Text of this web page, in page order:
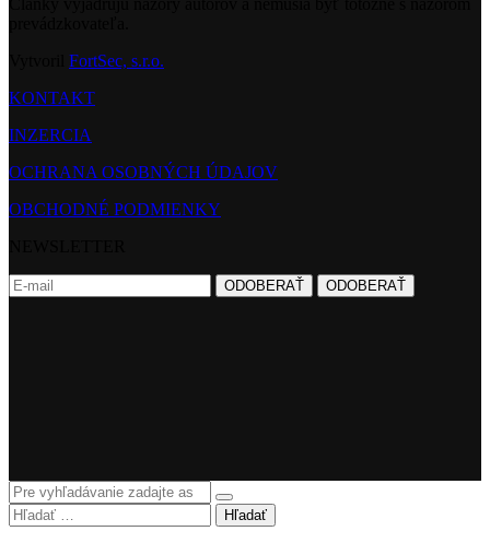
FortSec, s.r.o.
KONTAKT
INZERCIA
OCHRANA OSOBNÝCH ÚDAJOV
OBCHODNÉ PODMIENKY
Hľadať